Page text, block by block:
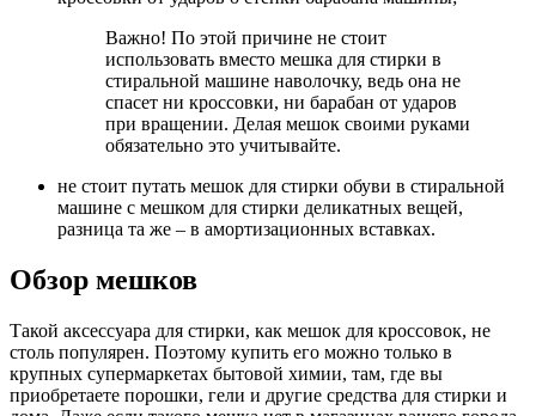
Важно! По этой причине не стоит
использовать вместо мешка для стирки в
стиральной машине наволочку, ведь она не
спасет ни кроссовки, ни барабан от ударов
при вращении. Делая мешок своими руками
обязательно это учитывайте.
не стоит путать мешок для стирки обуви в стиральной
машине с мешком для стирки деликатных вещей,
разница та же – в амортизационных вставках.
Обзор мешков
Такой аксессуара для стирки, как мешок для кроссовок, не
столь популярен. Поэтому купить его можно только в
крупных супермаркетах бытовой химии, там, где вы
приобретаете порошки, гели и другие средства для стирки и